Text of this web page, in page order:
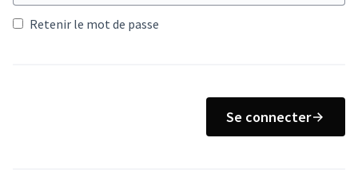
Retenir le mot de passe
Se connecter